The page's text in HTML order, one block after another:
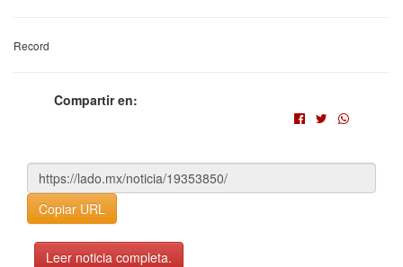
Record
Compartir en:
Copiar URL
Leer noticia completa.